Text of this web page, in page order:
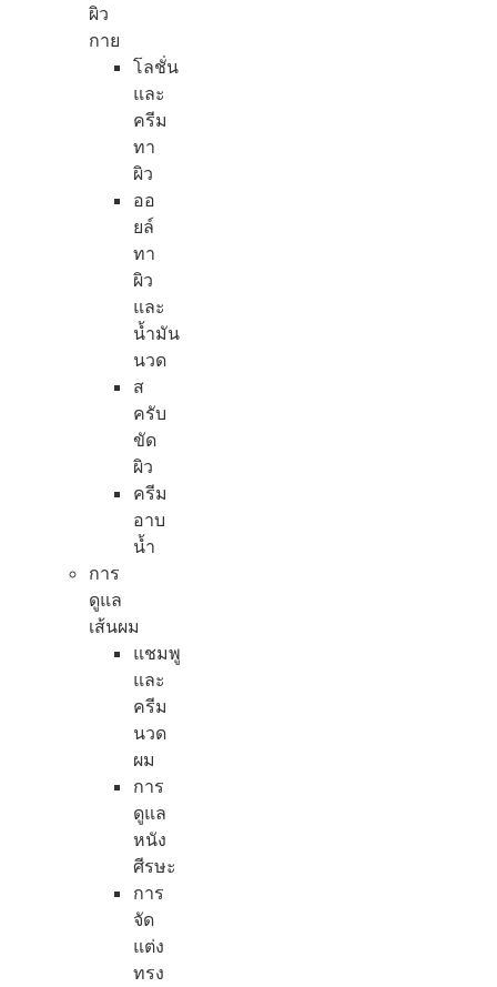
ผิว
กาย
โลชั่น
และ
ครีม
ทา
ผิว
ออ
ยล์
ทา
ผิว
และ
น้ำมัน
นวด
ส
ครับ
ขัด
ผิว
ครีม
อาบ
น้ำ
การ
ดูแล
เส้นผม
แชมพู
และ
ครีม
นวด
ผม
การ
ดูแล
หนัง
ศีรษะ
การ
จัด
แต่ง
ทรง